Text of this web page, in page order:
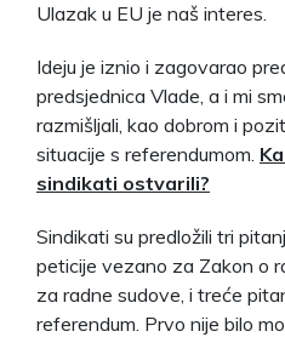
Ulazak u EU je naš interes.
Ideju je iznio i zagovarao
predsjednica Vlade, a i mi
razmišljali, kao dobrom i
situacije s referendumom.
sindikati ostvarili?
Sindikati su predložili tri
peticije vezano za Zakon o
za radne sudove, i treće
referendum. Prvo nije bilo